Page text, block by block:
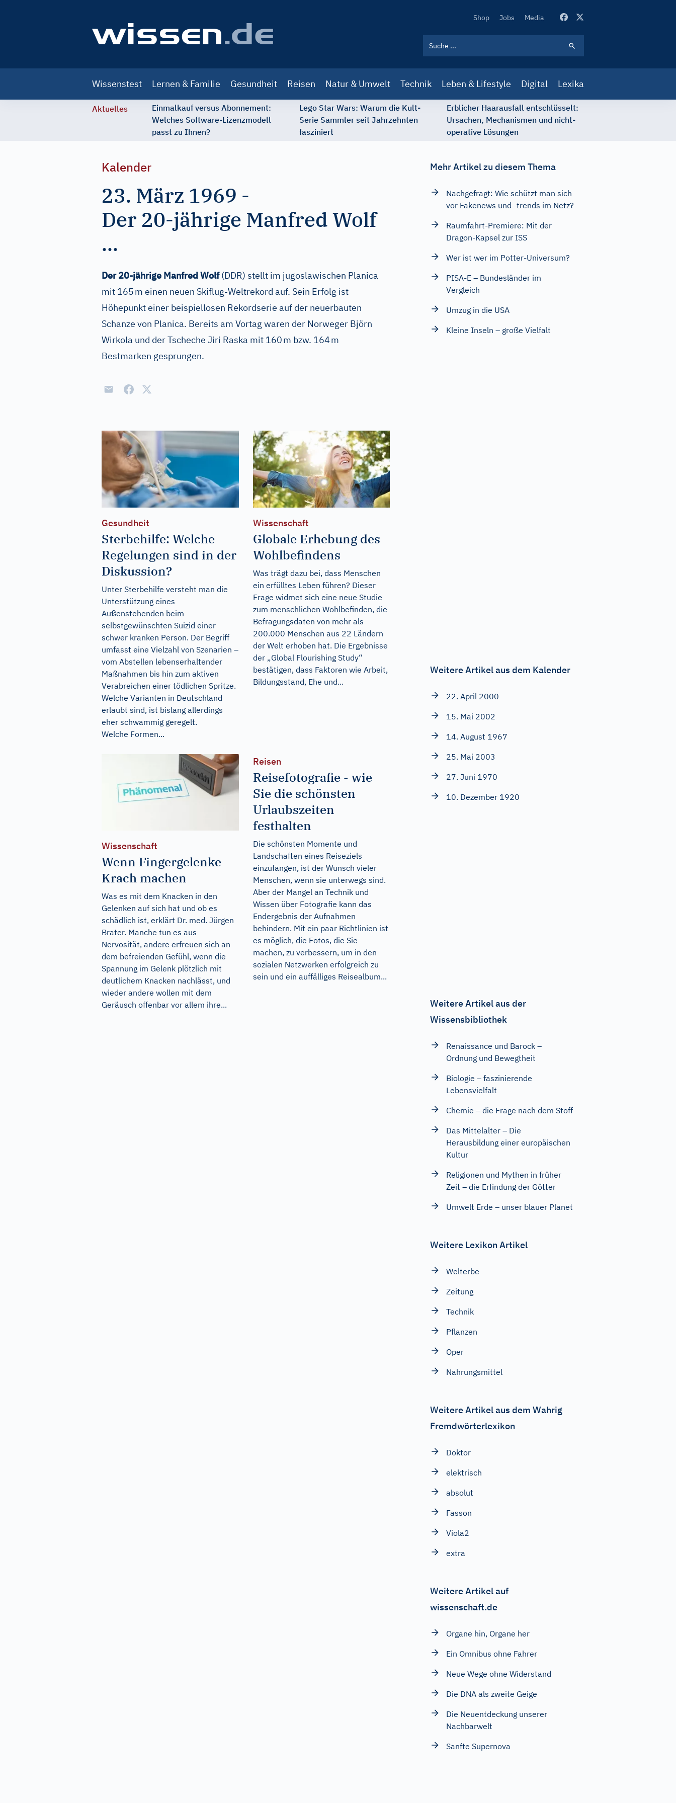
Secondary
Shop Jobs Media
navigation
Wissenstest Lernen & Familie Gesundheit Reisen Natur & Umwelt Technik Leben & Lifestyle Digital Lexika
Aktuelles
Einmalkauf versus Abonnement:
Welches Software-Lizenzmodell
passt zu Ihnen?
Lego Star Wars: Warum die Kult-
Serie Sammler seit Jahrzehnten
fasziniert
Erblicher Haarausfall entschlüsselt:
Ursachen, Mechanismen und nicht-
operative Lösungen
Kalender
23. März 1969 -
Der 20-jährige Manfred Wolf
...
Der 20-jährige Manfred Wolf(DDR) stellt im jugoslawischen Planica
mit 165 m einen neuen Skiflug-Weltrekord auf. Sein Erfolg ist
Höhepunkt einer beispiellosen Rekordserie auf der neuerbauten
Schanze von Planica. Bereits am Vortag waren der Norweger Björn
Wirkola und der Tscheche Jiri Raska mit 160 m bzw. 164 m
Bestmarken gesprungen.
Gesundheit
Sterbehilfe: Welche
Regelungen sind in der
Diskussion?
Unter Sterbehilfe versteht man die
Unterstützung eines
Außenstehenden beim
selbstgewünschten Suizid einer
schwer kranken Person. Der Begriff
umfasst eine Vielzahl von Szenarien –
vom Abstellen lebenserhaltender
Maßnahmen bis hin zum aktiven
Verabreichen einer tödlichen Spritze.
Welche Varianten in Deutschland
erlaubt sind, ist bislang allerdings
eher schwammig geregelt.
Welche Formen...
Wissenschaft
Globale Erhebung des
Wohlbefindens
Was trägt dazu bei, dass Menschen
ein erfülltes Leben führen? Dieser
Frage widmet sich eine neue Studie
zum menschlichen Wohlbefinden, die
Befragungsdaten von mehr als
200.000 Menschen aus 22 Ländern
der Welt erhoben hat. Die Ergebnisse
der „Global Flourishing Study“
bestätigen, dass Faktoren wie Arbeit,
Bildungsstand, Ehe und...
Wissenschaft
Wenn Fingergelenke
Krach machen
Was es mit dem Knacken in den
Gelenken auf sich hat und ob es
schädlich ist, erklärt Dr. med. Jürgen
Brater. Manche tun es aus
Nervosität, andere erfreuen sich an
dem befreienden Gefühl, wenn die
Spannung im Gelenk plötzlich mit
deutlichem Knacken nachlässt, und
wieder andere wollen mit dem
Geräusch offenbar vor allem ihre...
Reisen
Reisefotografie - wie
Sie die schönsten
Urlaubszeiten
festhalten
Die schönsten Momente und
Landschaften eines Reiseziels
einzufangen, ist der Wunsch vieler
Menschen, wenn sie unterwegs sind.
Aber der Mangel an Technik und
Wissen über Fotografie kann das
Endergebnis der Aufnahmen
behindern. Mit ein paar Richtlinien ist
es möglich, die Fotos, die Sie
machen, zu verbessern, um in den
sozialen Netzwerken erfolgreich zu
sein und ein auffälliges Reisealbum...
Mehr Artikel zu diesem Thema
Nachgefragt: Wie schützt man sich
vor Fakenews und -trends im Netz?
Raumfahrt-Premiere: Mit der
Dragon-Kapsel zur ISS
Wer ist wer im Potter-Universum?
PISA-E – Bundesländer im
Vergleich
Umzug in die USA
Kleine Inseln – große Vielfalt
Weitere Artikel aus dem Kalender
22. April 2000
15. Mai 2002
14. August 1967
25. Mai 2003
27. Juni 1970
10. Dezember 1920
Weitere Artikel aus der
Wissensbibliothek
Renaissance und Barock –
Ordnung und Bewegtheit
Biologie – faszinierende
Lebensvielfalt
Chemie – die Frage nach dem Stoff
Das Mittelalter – Die
Herausbildung einer europäischen
Kultur
Religionen und Mythen in früher
Zeit – die Erfindung der Götter
Umwelt Erde – unser blauer Planet
Weitere Lexikon Artikel
Welterbe
Zeitung
Technik
Pflanzen
Oper
Nahrungsmittel
Weitere Artikel aus dem Wahrig
Fremdwörterlexikon
Doktor
elektrisch
absolut
Fasson
Viola2
extra
Weitere Artikel auf
wissenschaft.de
Organe hin, Organe her
Ein Omnibus ohne Fahrer
Neue Wege ohne Widerstand
Die DNA als zweite Geige
Die Neuentdeckung unserer
Nachbarwelt
Sanfte Supernova